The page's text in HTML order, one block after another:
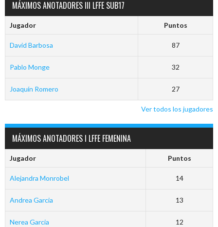
MÁXIMOS ANOTADORES III LFFE SUB17
Jugador Puntos
David Barbosa 87
Pablo Monge 32
Joaquín Romero 27
Ver todos los jugadores
MÁXIMOS ANOTADORES I LFFE FEMENINA
Jugador Puntos
Alejandra Monrobel 14
Andrea Garcia 13
Nerea Garcia 12